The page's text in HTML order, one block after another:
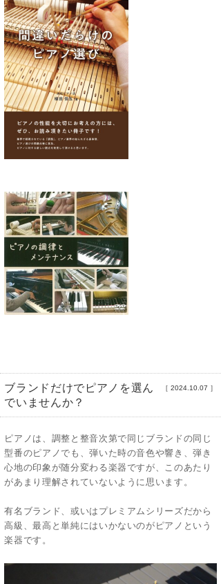
［ 2024.10.07 ］
ブランドだけでピアノを選ん
でいませんか？
ピアノは、調整と整音次第で同じブランドの同じ
型番のピアノでも、弾いた時の音色や響き、弾き
心地の印象が随分変わる楽器ですが、このあたり
があまり理解されていないように思います。
有名ブランド、或いはプレミアムシリーズだから
高級、最高と単純にはいかないのがピアノという
楽器です。